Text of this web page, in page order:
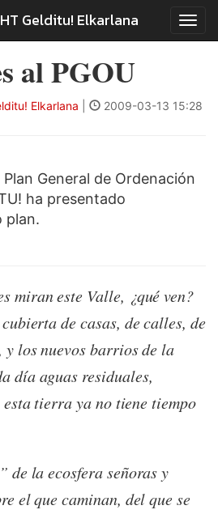
Gelditu! Elkarlana
al PGOU
Elkarlana 2009-03-13 15:28
General de Ordenación
ha presentado
plan.
miran este Valle, ¿qué ven?
de casas, de calles, de
los nuevos barrios de la
día aguas residuales,
tierra ya no tiene tiempo
de la ecosfera señoras y
el que caminan, del que se